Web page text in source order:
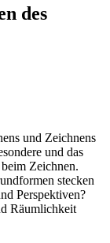
des
und Zeichnens
und das
Zeichnen.
stecken
Perspektiven?
Räumlichkeit